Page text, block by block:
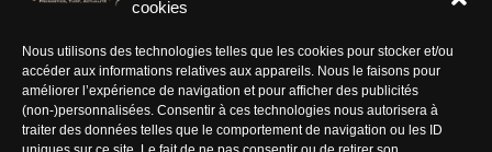
cookies
Nous utilisons des technologies telles que les cookies pour stocker et/ou
accéder aux informations relatives aux appareils. Nous le faisons pour
améliorer l’expérience de navigation et pour afficher des publicités
(non-)personnalisées. Consentir à ces technologies nous autorisera à
traiter des données telles que le comportement de navigation ou les ID